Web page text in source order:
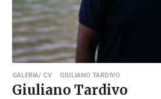
GALERIA/ CV GIULIANO TARDIVO
Giuliano Tardivo